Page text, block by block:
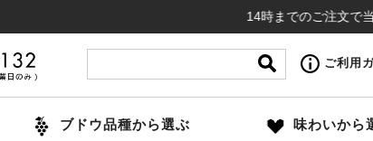
14時までのご注文で当日出荷
ご利用
ブドウ品種から選ぶ 味わいから